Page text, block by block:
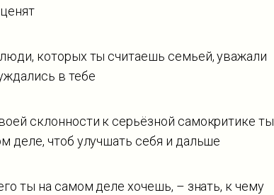
люди, которых ты считаешь семьей, уважали
в тебе
склонности к серьёзной самокритике ты
деле, чтоб улучшать себя и дальше
ты на самом деле хочешь, – знать, к чему